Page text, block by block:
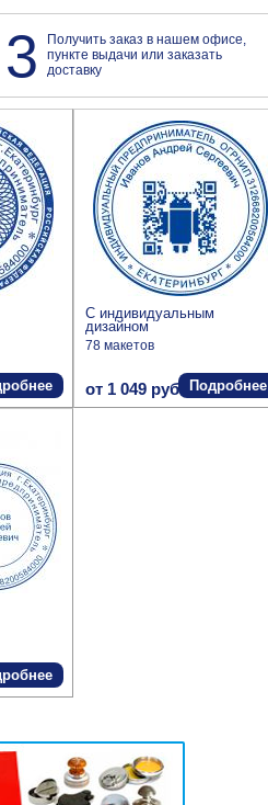
3
Получить заказ в нашем офисе,
пункте выдачи или заказать
доставку
С индивидуальным
дизайном
78 макетов
от 1 049 руб. Подробнее